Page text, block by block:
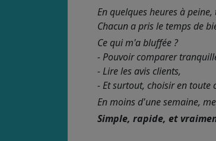
En quelques heures à
Chacun a pris le temps de
Ce qui m'a bluffée ?
- Pouvoir comparer
- Lire les avis clients,
- Et surtout, choisir en toute
En moins d'une semaine,
Simple, rapide, et